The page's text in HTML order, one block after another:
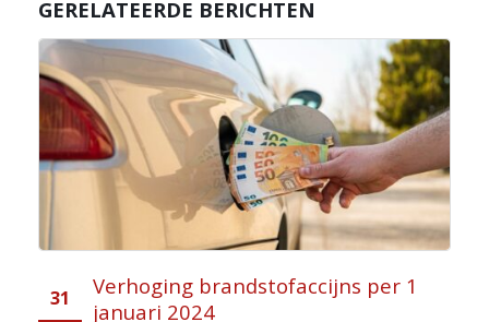
GERELATEERDE BERICHTEN
31
Verhoging brandstofaccijns per 1
januari 2024